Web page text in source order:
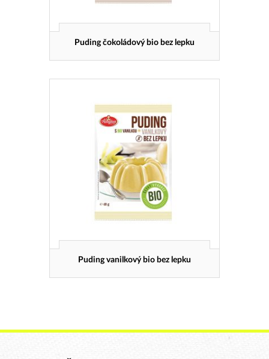
Puding čokoládový bio bez lepku
Puding vanilkový bio bez lepku